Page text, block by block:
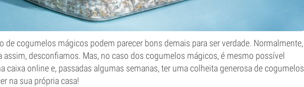
de cogumelos mágicos podem parecer bons demais para ser verdade. Normalmente,
assim, desconfiamos. Mas, no caso dos cogumelos mágicos, é mesmo possível
caixa online e, passadas algumas semanas, ter uma colheita generosa de cogumelos
na sua própria casa!